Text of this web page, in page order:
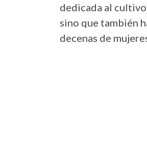
dedicada al
sino que también
decenas de